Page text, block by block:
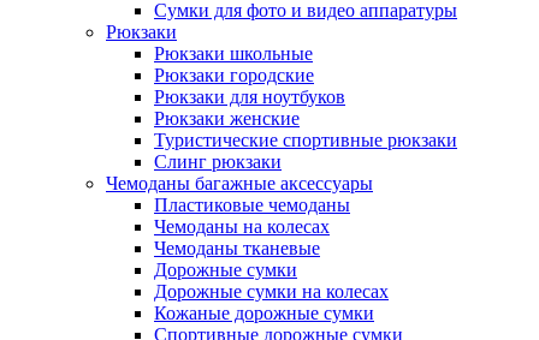
Сумки для фото и видео аппаратуры
Рюкзаки
Рюкзаки школьные
Рюкзаки городские
Рюкзаки для ноутбуков
Рюкзаки женские
Туристические спортивные рюкзаки
Слинг рюкзаки
Чемоданы багажные аксессуары
Пластиковые чемоданы
Чемоданы на колесах
Чемоданы тканевые
Дорожные сумки
Дорожные сумки на колесах
Кожаные дорожные сумки
Спортивные дорожные сумки